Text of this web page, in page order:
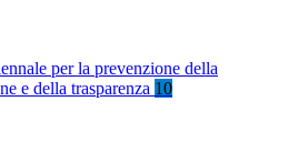
per la prevenzione della
e della trasparenza 10